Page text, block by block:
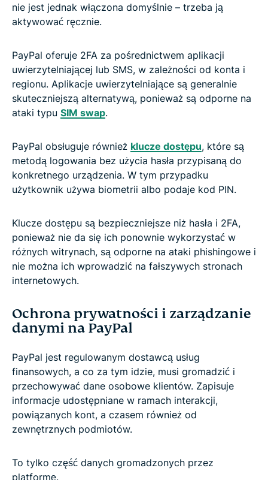
nie jest jednak włączona domyślnie – trzeba ją
aktywować ręcznie.
PayPal oferuje 2FA za pośrednictwem aplikacji
uwierzytelniającej lub SMS, w zależności od konta i
regionu. Aplikacje uwierzytelniające są generalnie
skuteczniejszą alternatywą, ponieważ są odporne na
ataki typu SIM swap.
PayPal obsługuje również klucze dostępu, które są
metodą logowania bez użycia hasła przypisaną do
konkretnego urządzenia. W tym przypadku
użytkownik używa biometrii albo podaje kod PIN.
Klucze dostępu są bezpieczniejsze niż hasła i 2FA,
ponieważ nie da się ich ponownie wykorzystać w
różnych witrynach, są odporne na ataki phishingowe i
nie można ich wprowadzić na fałszywych stronach
internetowych.
Ochrona prywatności i zarządzanie
danymi na PayPal
PayPal jest regulowanym dostawcą usług
finansowych, a co za tym idzie, musi gromadzić i
przechowywać dane osobowe klientów. Zapisuje
informacje udostępniane w ramach interakcji,
powiązanych kont, a czasem również od
zewnętrznych podmiotów.
To tylko część danych gromadzonych przez
platformę.